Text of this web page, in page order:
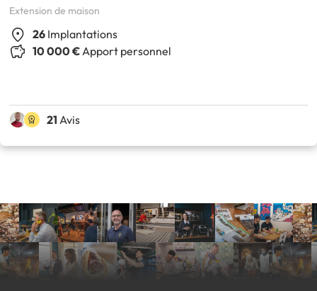
Extension de maison
26 Implantations
10 000 €Apport personnel
21 Avis